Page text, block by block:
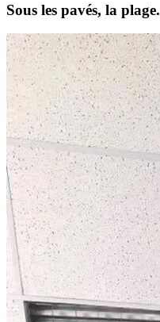
Sous les pavés, la plage.